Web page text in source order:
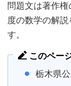
問題文は著作
度の数学の解
す。
このペー
栃木県